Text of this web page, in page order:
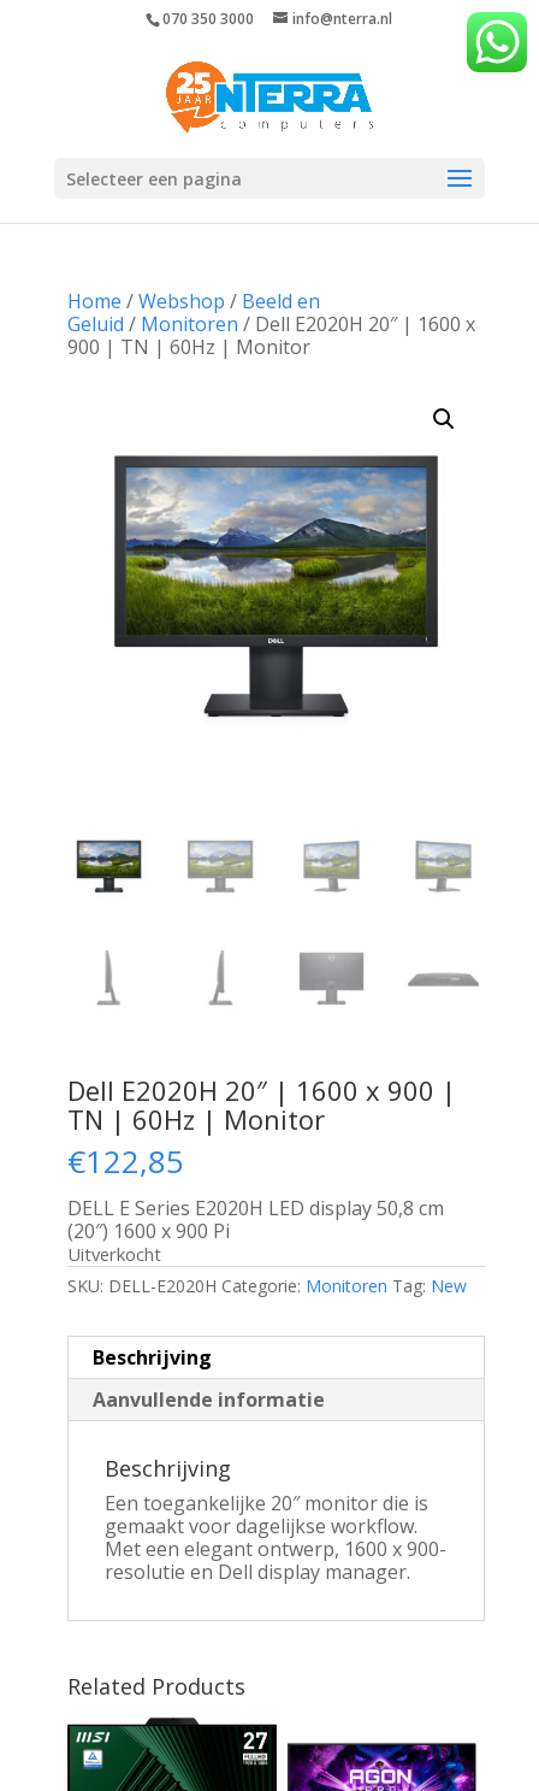
070 350 3000 info@nterra.nl
Selecteer een pagina
Home /Webshop / Beeld en
Geluid / Monitoren / Dell E2020H 20″ | 1600 x
900 | TN | 60Hz | Monitor
Dell E2020H 20″ | 1600 x 900 |
TN | 60Hz | Monitor
€122,85
DELL E Series E2020H LED display 50,8 cm
(20″) 1600 x 900 Pi
Uitverkocht
SKU: DELL-E2020H Categorie: Monitoren Tag: New
Beschrijving
Aanvullende informatie
Beschrijving
Een toegankelijke 20″ monitor die is
gemaakt voor dagelijkse workflow.
Met een elegant ontwerp, 1600 x 900-
resolutie en Dell display manager.
Related Products